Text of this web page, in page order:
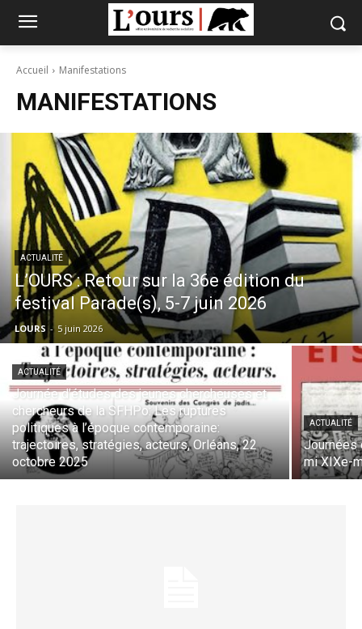
Accueil Manifestations
MANIFESTATIONS
ACTUALITÉ
L’OURS : Retour sur la 36e édition du
festival Parade(s), 5-7 juin 2026
LOURS - 5 juin 2026
ACTUALITÉ
Journée d’études des jeunes chercheuses et
chercheurs de la SFHPo: Les ruptures
politiques à l’époque contemporaine:
trajectoires, stratégies, acteurs, Orléans, 22
octobre 2025
ACTUALITÉ
Journées
mi XIXe-